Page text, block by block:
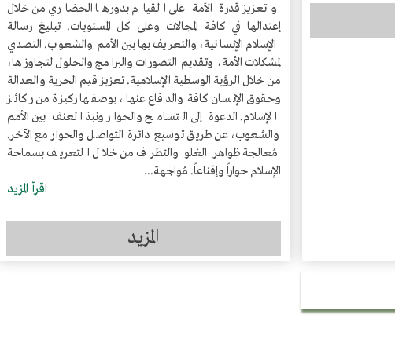
وتعزيز قدرة الأمة على القيام بدورها الحضاري من خلال
إعتدالها في كافة المجالات وعلى كل المستويات. تبليغ رسالة
الإسلام الإنسانية، والتعريف بها بين الأمم والشعوب. التصدي
لمشكلات الأمة، وتقديم التصورات والبرامج والحلول لتجاوزها،
من خلال الرؤية الوسطية الإسلامية. تعزيز قيم الحرية والعدالة
وحقوق الإنسان كافة والدفاع عنها، بوصفها ركيزة من ركائز
الإسلام. الدعوة إلى التسامح والحوار ونبذ العنف بين الأمم
والشعوب، عن طريق توسيع دائرة التواصل والحوار مع الآخر.
مُعالجة ظواهر الغلو والتطرف من خلال التعريف بسماحة
الإسلام حواراً وإقناعاً. مُواجهة...
اقرأ المزيد
المزيد